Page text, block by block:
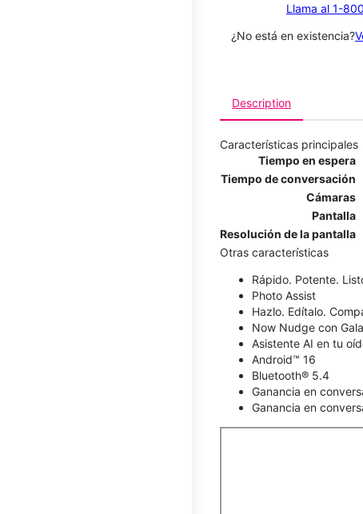
Llama al 1-
¿No está en existencia?
Description
Características principales
Tiempo en espera
Tiempo de conversación
Cámaras
Pantalla
Resolución de la pantalla
Otras características
Rápido. Potente.
Photo Assist
Hazlo. Edítalo.
Now Nudge con
Asistente AI en tu
Android™ 16
Bluetooth® 5.4
Ganancia en
Ganancia en